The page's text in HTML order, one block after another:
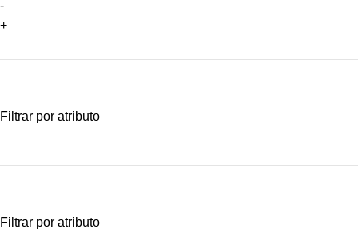
-
+
Filtrar por atributo
Filtrar por atributo